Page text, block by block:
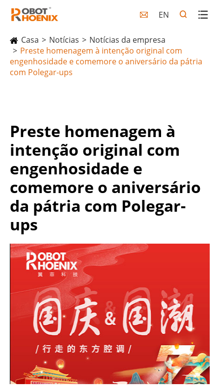
 EN
Casa Notícias
Notícias da empresa
Preste homenagem à intenção original com
engenhosidade e comemore o aniversário da pátria
com Polegar-ups
Preste homenagem à
intenção original com
engenhosidade e
comemore o aniversário
da pátria com Polegar-
ups